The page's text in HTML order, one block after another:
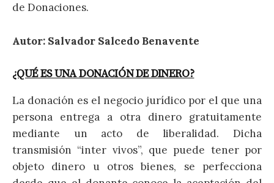
de Donaciones.
Autor: Salvador Salcedo Benavente
¿QUÉ ES UNA DONACIÓN DE DINERO?
La donación es el negocio jurídico por el que una
persona entrega a otra dinero gratuitamente
mediante un acto de liberalidad. Dicha
transmisión “inter vivos”, que puede tener por
objeto dinero u otros bienes, se perfecciona